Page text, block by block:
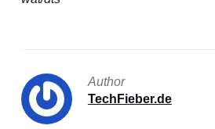
Author
TechFieber.de